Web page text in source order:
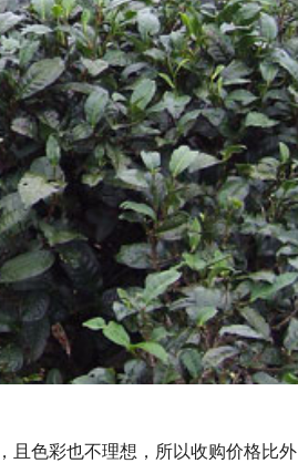
且色彩也不理想，所以收购价格比外